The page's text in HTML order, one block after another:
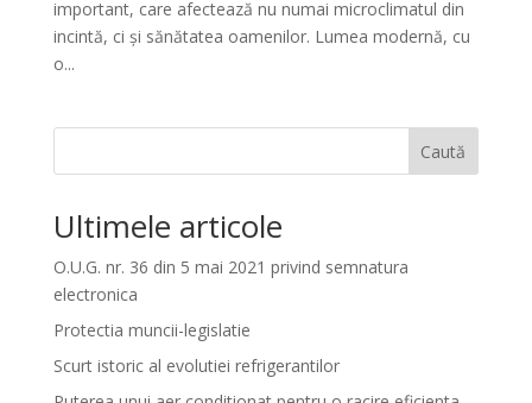
important, care afectează nu numai microclimatul din
incintă, ci și sănătatea oamenilor. Lumea modernă, cu
o...
Caută
Ultimele articole
O.U.G. nr. 36 din 5 mai 2021 privind semnatura
electronica
Protectia muncii-legislatie
Scurt istoric al evolutiei refrigerantilor